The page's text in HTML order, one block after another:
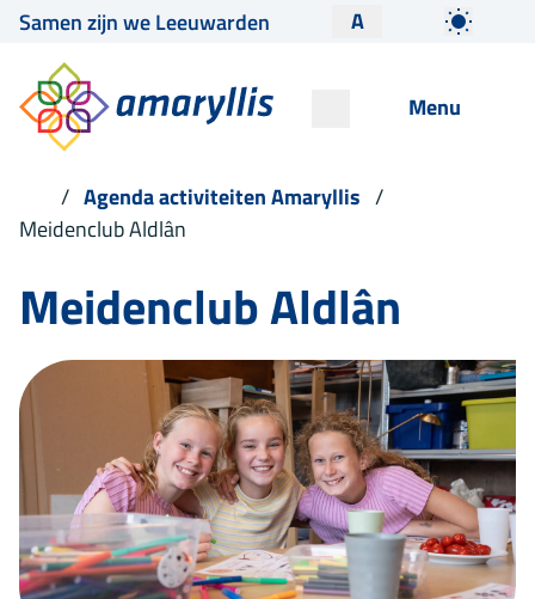
Samen zijn we Leeuwarden A
Menu
Agenda activiteiten Amaryllis
Meidenclub Aldlân
Meidenclub Aldlân